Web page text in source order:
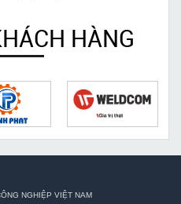
HÀNG
NGHIỆP VIỆT NAM